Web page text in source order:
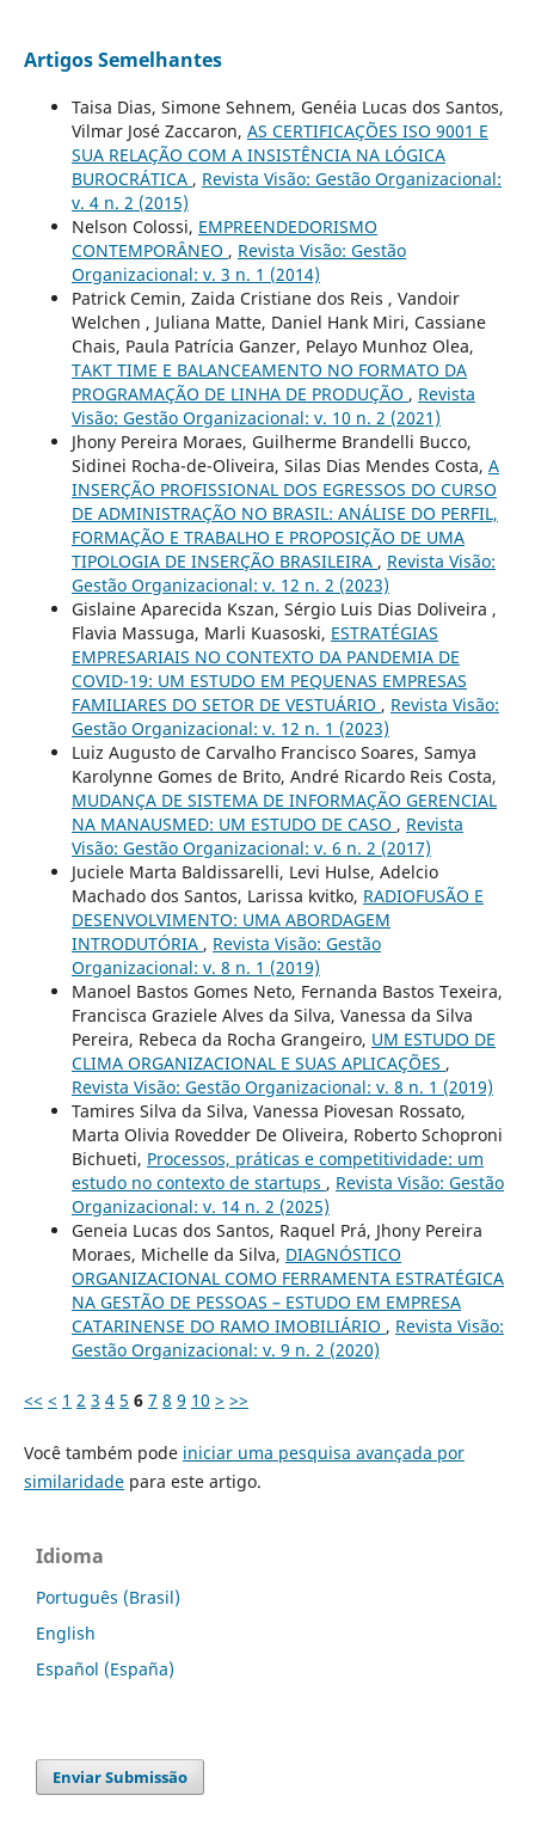
Artigos Semelhantes
Taisa Dias, Simone Sehnem, Genéia Lucas dos Santos,
Vilmar José Zaccaron, AS CERTIFICAÇÕES ISO 9001 E
SUA RELAÇÃO COM A INSISTÊNCIA NA LÓGICA
BUROCRÁTICA , Revista Visão: Gestão Organizacional:
v. 4 n. 2 (2015)
Nelson Colossi, EMPREENDEDORISMO
CONTEMPORÂNEO , Revista Visão: Gestão
Organizacional: v. 3 n. 1 (2014)
Patrick Cemin, Zaida Cristiane dos Reis , Vandoir
Welchen , Juliana Matte, Daniel Hank Miri, Cassiane
Chais, Paula Patrícia Ganzer, Pelayo Munhoz Olea,
TAKT TIME E BALANCEAMENTO NO FORMATO DA
PROGRAMAÇÃO DE LINHA DE PRODUÇÃO , Revista
Visão: Gestão Organizacional: v. 10 n. 2 (2021)
Jhony Pereira Moraes, Guilherme Brandelli Bucco,
Sidinei Rocha-de-Oliveira, Silas Dias Mendes Costa, A
INSERÇÃO PROFISSIONAL DOS EGRESSOS DO CURSO
DE ADMINISTRAÇÃO NO BRASIL: ANÁLISE DO PERFIL,
FORMAÇÃO E TRABALHO E PROPOSIÇÃO DE UMA
TIPOLOGIA DE INSERÇÃO BRASILEIRA , Revista Visão:
Gestão Organizacional: v. 12 n. 2 (2023)
Gislaine Aparecida Kszan, Sérgio Luis Dias Doliveira ,
Flavia Massuga, Marli Kuasoski, ESTRATÉGIAS
EMPRESARIAIS NO CONTEXTO DA PANDEMIA DE
COVID-19: UM ESTUDO EM PEQUENAS EMPRESAS
FAMILIARES DO SETOR DE VESTUÁRIO , Revista Visão:
Gestão Organizacional: v. 12 n. 1 (2023)
Luiz Augusto de Carvalho Francisco Soares, Samya
Karolynne Gomes de Brito, André Ricardo Reis Costa,
MUDANÇA DE SISTEMA DE INFORMAÇÃO GERENCIAL
NA MANAUSMED: UM ESTUDO DE CASO , Revista
Visão: Gestão Organizacional: v. 6 n. 2 (2017)
Juciele Marta Baldissarelli, Levi Hulse, Adelcio
Machado dos Santos, Larissa kvitko, RADIOFUSÃO E
DESENVOLVIMENTO: UMA ABORDAGEM
INTRODUTÓRIA , Revista Visão: Gestão
Organizacional: v. 8 n. 1 (2019)
Manoel Bastos Gomes Neto, Fernanda Bastos Texeira,
Francisca Graziele Alves da Silva, Vanessa da Silva
Pereira, Rebeca da Rocha Grangeiro, UM ESTUDO DE
CLIMA ORGANIZACIONAL E SUAS APLICAÇÕES ,
Revista Visão: Gestão Organizacional: v. 8 n. 1 (2019)
Tamires Silva da Silva, Vanessa Piovesan Rossato,
Marta Olivia Rovedder De Oliveira, Roberto Schoproni
Bichueti, Processos, práticas e competitividade: um
estudo no contexto de startups , Revista Visão: Gestão
Organizacional: v. 14 n. 2 (2025)
Geneia Lucas dos Santos, Raquel Prá, Jhony Pereira
Moraes, Michelle da Silva, DIAGNÓSTICO
ORGANIZACIONAL COMO FERRAMENTA ESTRATÉGICA
NA GESTÃO DE PESSOAS – ESTUDO EM EMPRESA
CATARINENSE DO RAMO IMOBILIÁRIO , Revista Visão:
Gestão Organizacional: v. 9 n. 2 (2020)
<< < 1 2 3 4 5 6 7 8 9 10 > >>
Você também pode iniciar uma pesquisa avançada por
similaridadepara este artigo.
Idioma
Português (Brasil)
English
Español (España)
Enviar Submissão